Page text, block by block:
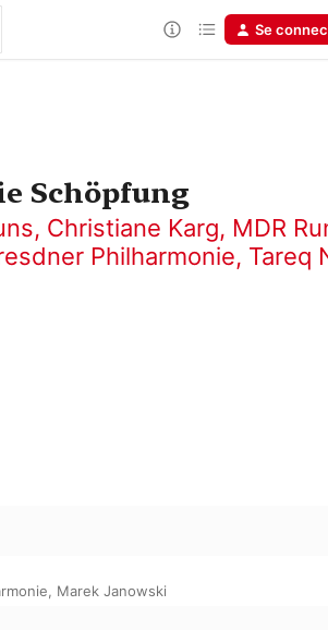
Se
Schöpfung
, Christiane Karg, MDR
Philharmonie, Tareq
, Marek Janowski